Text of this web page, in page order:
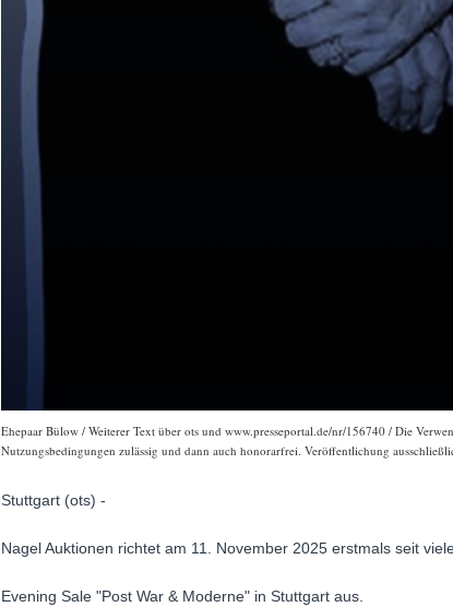
Ehepaar Bülow / Weiterer Text über ots und www.presseportal.de/nr/156740 / Die
Nutzungsbedingungen zulässig und dann auch honorarfrei. Veröffentlichung
Stuttgart (ots) -
Nagel Auktionen richtet am 11. November 2025 erstmals seit
Evening Sale "Post War & Moderne" in Stuttgart aus.